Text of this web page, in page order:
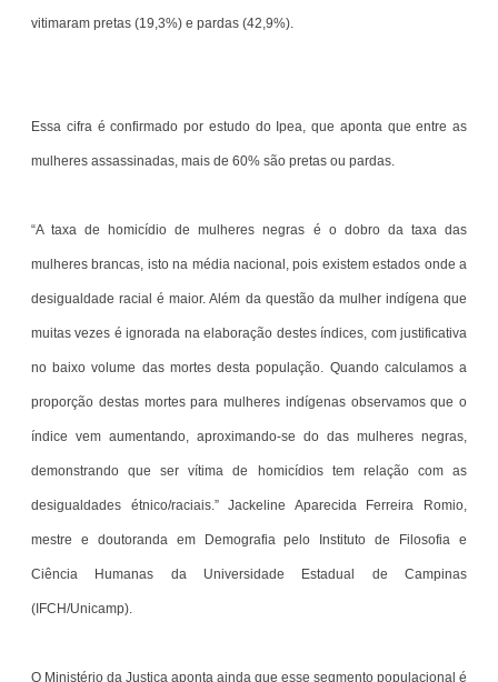
vitimaram pretas (19,3%) e pardas (42,9%).
Essa cifra é confirmado por estudo do Ipea, que aponta que entre as
mulheres assassinadas, mais de 60% são pretas ou pardas.
“A taxa de homicídio de mulheres negras é o dobro da taxa das
mulheres brancas, isto na média nacional, pois existem estados onde a
desigualdade racial é maior. Além da questão da mulher indígena que
muitas vezes é ignorada na elaboração destes índices, com justificativa
no baixo volume das mortes desta população. Quando calculamos a
proporção destas mortes para mulheres indígenas observamos que o
índice vem aumentando, aproximando-se do das mulheres negras,
demonstrando que ser vítima de homicídios tem relação com as
desigualdades étnico/raciais.” Jackeline Aparecida Ferreira Romio,
mestre e doutoranda em Demografia pelo Instituto de Filosofia e
Ciência Humanas da Universidade Estadual de Campinas
(IFCH/Unicamp).
O Ministério da Justiça aponta ainda que esse segmento populacional é